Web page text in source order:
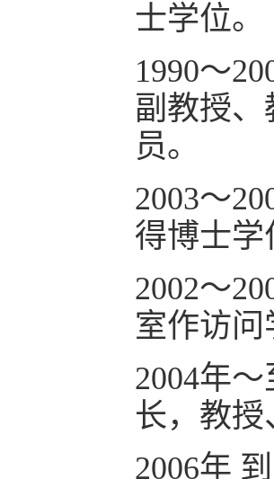
士学位。
1990～
副教授、
员。
2003～
得博士学
2002～
室作访问
2004年～
长，教
2006年